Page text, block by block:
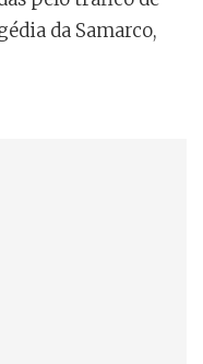
da Samarco,